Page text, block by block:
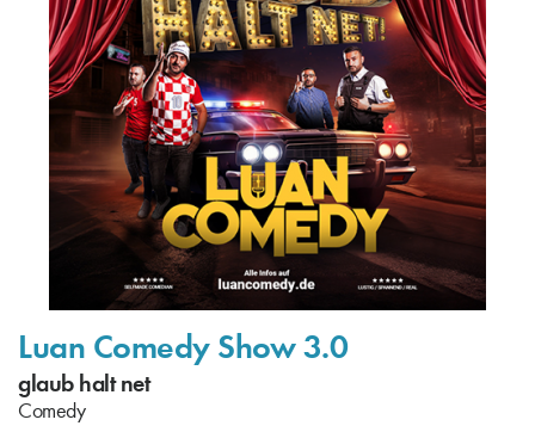
Luan Comedy Show 3.0
glaub halt net
Comedy